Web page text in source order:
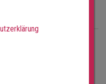
dieses Portals.